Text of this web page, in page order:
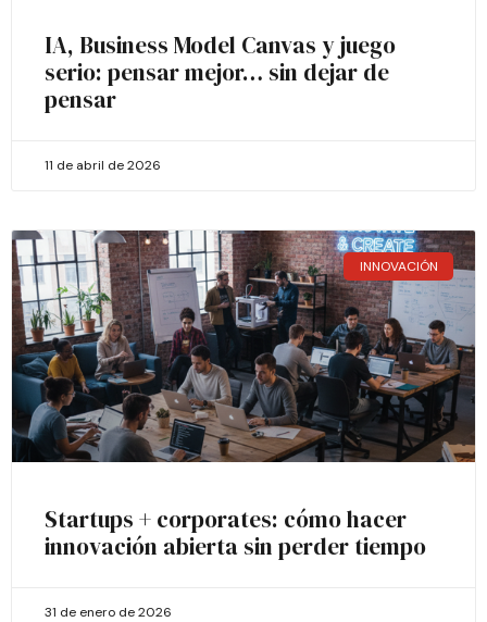
IA, Business Model Canvas y juego
serio: pensar mejor… sin dejar de
pensar
11 de abril de 2026
INNOVACIÓN
Startups + corporates: cómo hacer
innovación abierta sin perder tiempo
31 de enero de 2026